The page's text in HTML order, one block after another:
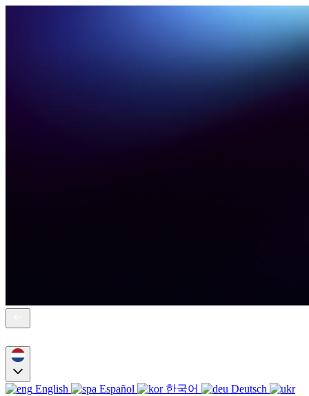
English Español 한국어
Deutsch